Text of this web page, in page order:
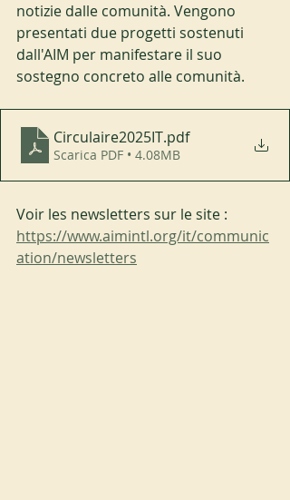
notizie dalle comunità. Vengono
presentati due progetti sostenuti
dall'AIM per manifestare il suo
sostegno concreto alle comunità.
Circulaire2025IT.pdf
Scarica PDF • 4.08MB
Voir les newsletters sur le site :
https://www.aimintl.org/it/communic
ation/newsletters